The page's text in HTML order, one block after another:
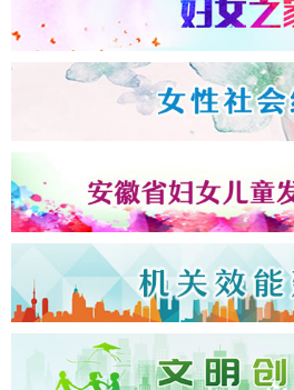
全国三八红旗手王会知…
全国三八红旗手李丹…